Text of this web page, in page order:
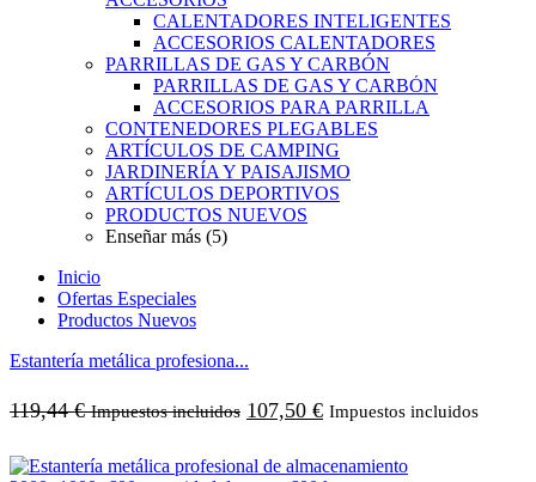
CALENTADORES INTELIGENTES
ACCESORIOS CALENTADORES
PARRILLAS DE GAS Y CARBÓN
PARRILLAS DE GAS Y CARBÓN
ACCESORIOS PARA PARRILLA
CONTENEDORES PLEGABLES
ARTÍCULOS DE CAMPING
JARDINERÍA Y PAISAJISMO
ARTÍCULOS DEPORTIVOS
PRODUCTOS NUEVOS
Enseñar más (5)
Inicio
Ofertas Especiales
Productos Nuevos
Estantería metálica profesiona...
119,44€ Impuestos incluidos 107,50 € Impuestos incluidos